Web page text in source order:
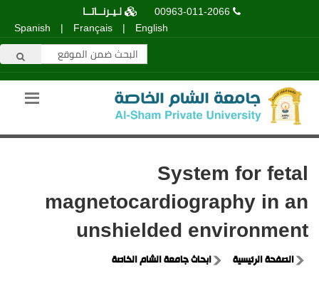
00963-011-2066
لـيـرنــاتــا
English
|
Français
|
Spanish
System for fetal
magnetocardiography in an
unshielded environment
الصفحة الرئيسية ابحاث جامعة الشام الخاصة